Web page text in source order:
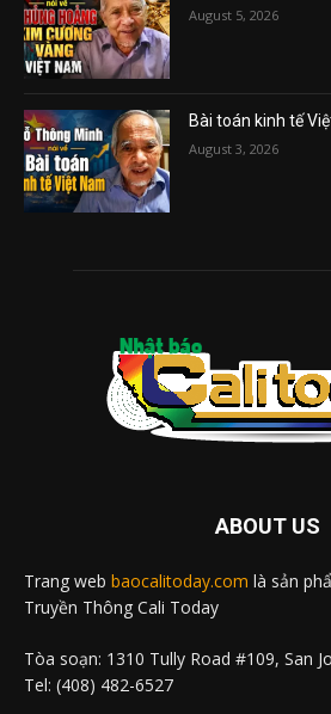
August 5, 2026
Bài toán kinh tế
August 3, 2026
ABOUT US
Trang web baocalitoday.com là sản
Truyền Thông Cali Today
Tòa soạn: 1310 Tully Road #109, San
Tel: (408) 482-6527